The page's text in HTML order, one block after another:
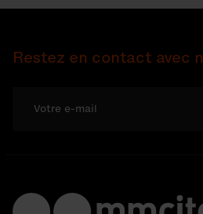
Restez en contact avec